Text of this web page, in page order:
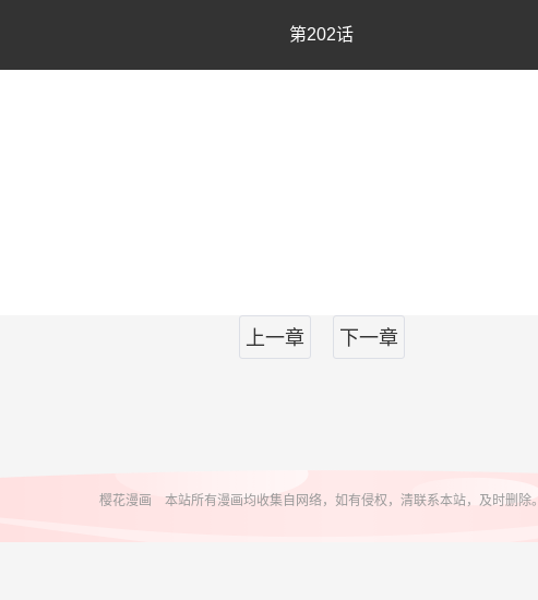
第202话
上一章 下一章
樱花漫画 本站所有漫画均收集自网络，如有侵权，清联系本站，及时删除。